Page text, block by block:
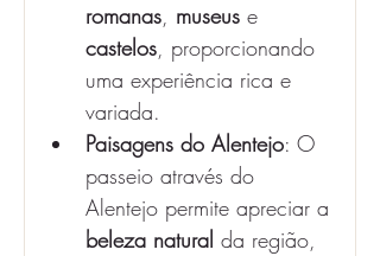
romanas, museus e
castelos, proporcionando
uma experiência rica e
variada.
Paisagens do Alentejo: O
passeio através do
Alentejo permite apreciar a
beleza natural da região,